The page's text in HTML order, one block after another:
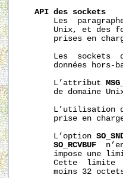
API des sockets
Les
Unix, et des
prises en
Les  sockets
données hors-
       L’attribut
de domaine
L’utilisation
prise en
       L’option
SO_RCVBUF
impose une
Cette  limite
moins 32